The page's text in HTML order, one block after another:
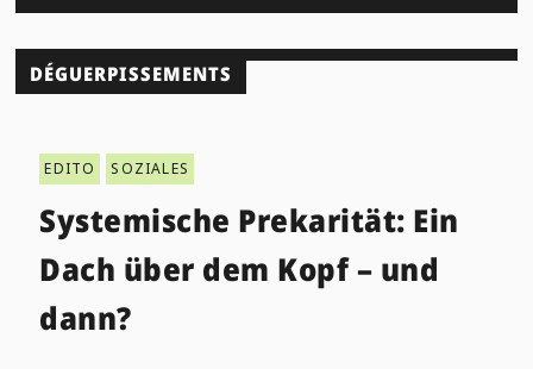
DÉGUERPISSEMENTS
EDITO SOZIALES
Systemische Prekarität: Ein
Dach über dem Kopf – und
dann?